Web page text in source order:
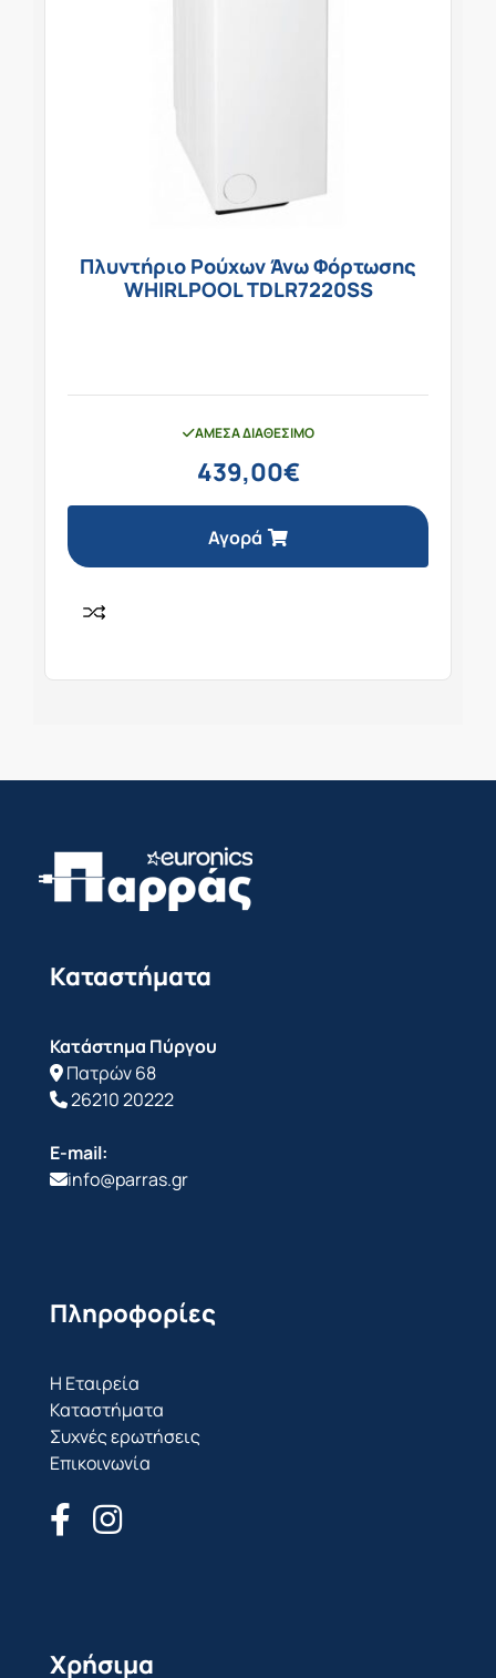
Πλυντήριο Ρούχων Άνω Φόρτωσης
WHIRLPOOL TDLR7220SS
ΆΜΕΣΑ ΔΙΑΘΈΣΙΜΟ
439,00€
Αγορά
Καταστήματα
Κατάστημα Πύργου
Πατρών 68
26210 20222
E-mail:
info@parras.gr
Πληροφορίες
Η Εταιρεία
Καταστήματα
Συχνές ερωτήσεις
Επικοινωνία
Χρήσιμα